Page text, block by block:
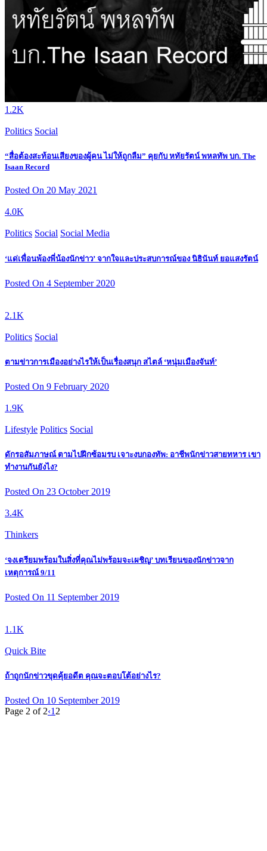
1.2K
Politics Social
“สื่อต้องสะท้อนเสียงของผู้คน ไม่ให้ถูกลืม” คุยกับ หทัยรัตน์ พหลทัพ บก. The
Isaan Record
Posted On 20 May 2021
4.0K
Politics Social Social Media
‘แด่เพื่อนพ้องพี่น้องนักข่าว’ จากใจและประสบการณ์ของ นิธินันท์ ยอแสงรัตน์
Posted On 4 September 2020
2.1K
Politics Social
ตามข่าวการเมืองอย่างไรให้เป็นเรื่องสนุก สไตล์ ‘หนุ่มเมืองจันท์’
Posted On 9 February 2020
1.9K
Lifestyle Politics Social
ดักรอสัมภาษณ์ ตามไปฝึกซ้อมรบ เจาะงบกองทัพ: อาชีพนักข่าวสายทหาร เขา
ทำงานกันยังไง?
Posted On 23 October 2019
3.4K
Thinkers
‘จงเตรียมพร้อมในสิ่งที่คุณไม่พร้อมจะเผชิญ’ บทเรียนของนักข่าวจาก
เหตุการณ์ 9/11
Posted On 11 September 2019
1.1K
Quick Bite
ถ้าถูกนักข่าวขุดคุ้ยอดีต คุณจะตอบโต้อย่างไร?
Posted On 10 September 2019
Page 2 of 2‹1 2